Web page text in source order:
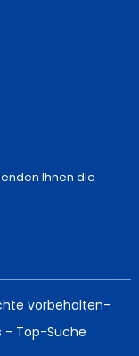
Ihnen die
vorbehalten-
- Top-Suche